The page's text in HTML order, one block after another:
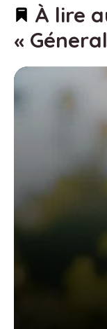
À lire
«